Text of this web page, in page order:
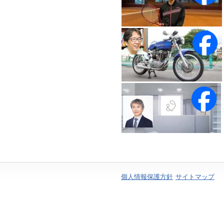
個人情報保護方針 サイトマップ